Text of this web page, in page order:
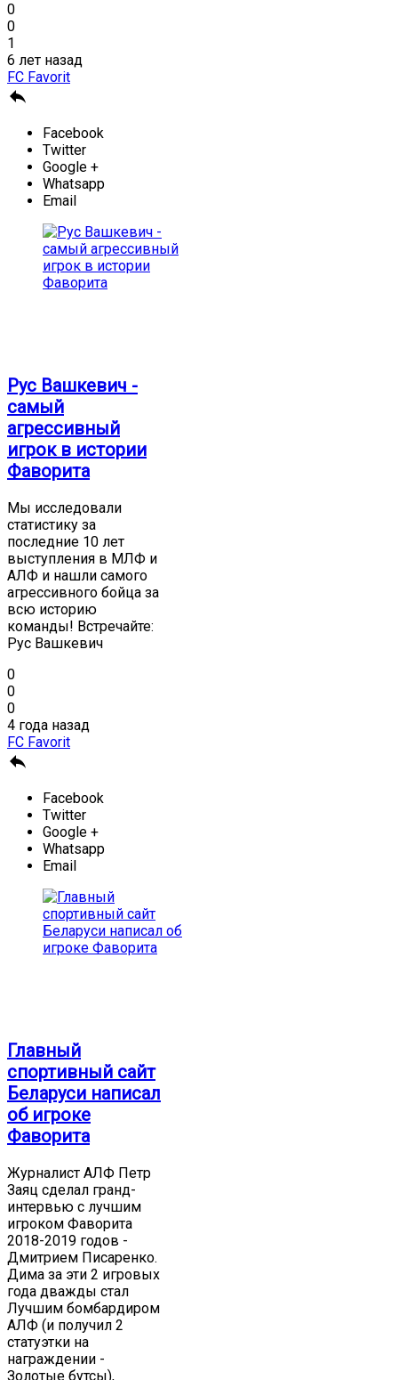
0
0
1
6 лет назад
FC Favorit

Facebook
Twitter
Google +
Whatsapp
Email
Рус Вашкевич -
самый
агрессивный
игрок в истории
Фаворита
Мы исследовали
статистику за
последние 10 лет
выступления в МЛФ и
АЛФ и нашли самого
агрессивного бойца за
всю историю
команды! Встречайте:
Рус Вашкевич
0
0
0
4 года назад
FC Favorit

Facebook
Twitter
Google +
Whatsapp
Email
Главный
спортивный сайт
Беларуси написал
об игроке
Фаворита
Журналист АЛФ Петр
Заяц сделал гранд-
интервью с лучшим
игроком Фаворита
2018-2019 годов -
Дмитрием Писаренко.
Дима за эти 2 игровых
года дважды стал
Лучшим бомбардиром
АЛФ (и получил 2
статуэтки на
награждении -
Золотые бутсы),